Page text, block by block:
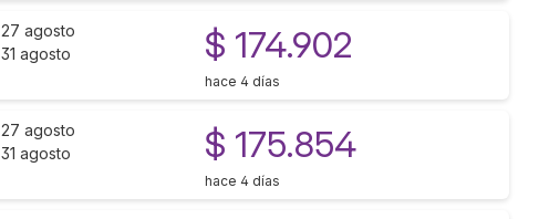
27 agosto
31 agosto
$ 174.902
hace 4 días
27 agosto
31 agosto
$ 175.854
hace 4 días